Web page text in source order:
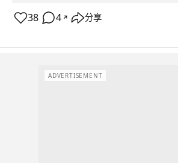
38 4 ↗ 分享
ADVERTISEMENT